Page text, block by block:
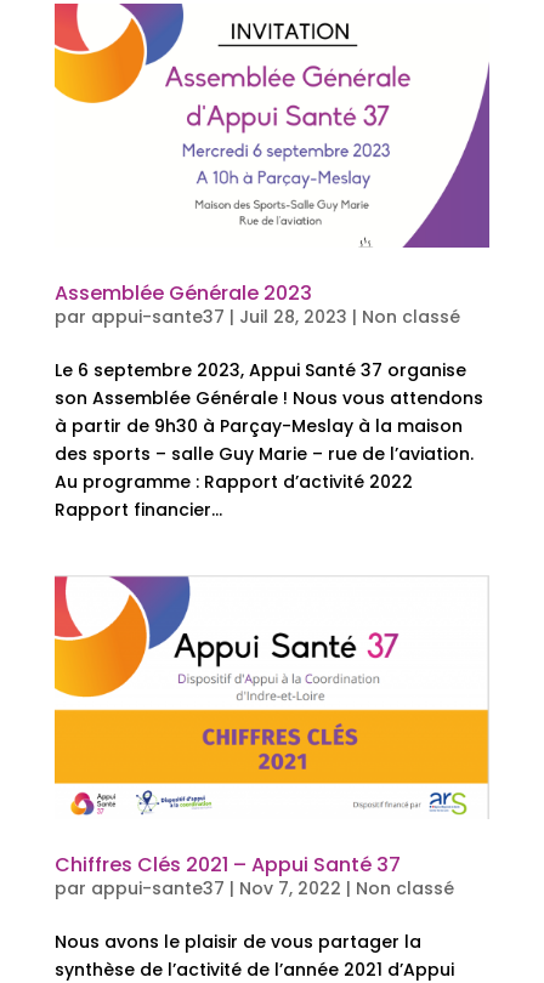
Assemblée Générale 2023
par appui-sante37 | Juil 28, 2023 | Non classé
Le 6 septembre 2023, Appui Santé 37 organise
son Assemblée Générale ! Nous vous attendons
à partir de 9h30 à Parçay-Meslay à la maison
des sports – salle Guy Marie – rue de l’aviation.
Au programme : Rapport d’activité 2022
Rapport financier...
Chiffres Clés 2021 – Appui Santé 37
par appui-sante37 | Nov 7, 2022 | Non classé
Nous avons le plaisir de vous partager la
synthèse de l’activité de l’année 2021 d’Appui